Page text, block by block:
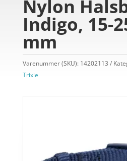
Nylon
Indigo, 15-
mm
Varenummer (SKU): 14202113
Trixie